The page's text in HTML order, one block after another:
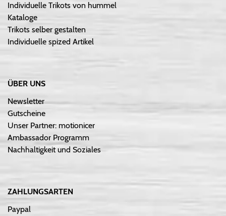
Individuelle Trikots von hummel
Kataloge
Trikots selber gestalten
Individuelle spized Artikel
ÜBER UNS
Newsletter
Gutscheine
Unser Partner: motionicer
Ambassador Programm
Nachhaltigkeit und Soziales
ZAHLUNGSARTEN
Paypal